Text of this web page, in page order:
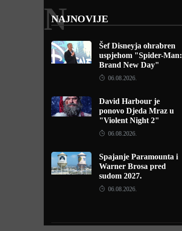
NAJNOVIJE
N
Šef Disneyja ohrabren
uspjehom "Spider-Man:
Brand New Day"
06.08.2026.
David Harbour je
ponovo Djeda Mraz u
"Violent Night 2"
06.08.2026.
Spajanje Paramounta i
Warner Brosa pred
sudom 2027.
06.08.2026.